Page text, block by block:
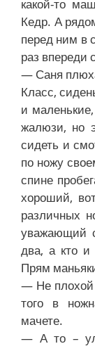
какой-то
Кедр. А
перед ним в
раз впереди
— Саня
Класс,
и
жалюзи, но
сидеть и
по ножу
спине
хороший,
различных
уважающий
два, а кто
Прям
— Не плохой
того в
мачете.
— А то –